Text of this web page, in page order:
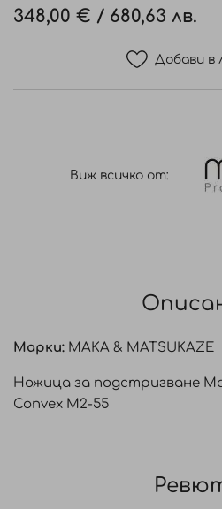
348,00 € / 680,63 лв.
Добави в
Виж всичко от:
Марки: MAKA & MATSUKAZE
Ножица за подстригване
Convex M2-55